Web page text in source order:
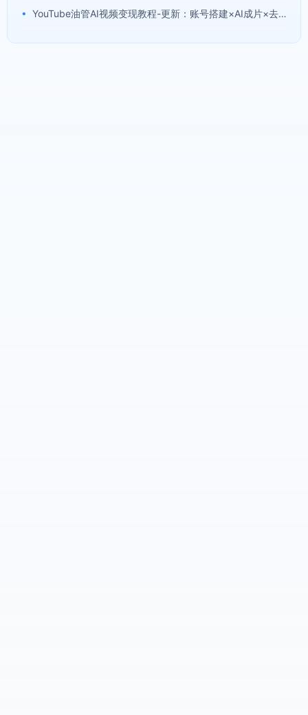
• YouTube油管AI视频变现教程-更新：账号搭建×AI成片×去重限流解决方案×YPP变现×AI真人生成×人物一致性